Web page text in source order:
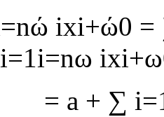
=nω ixi+ω0 =
i=1i=nω ixi+ω
= a + ∑ i=